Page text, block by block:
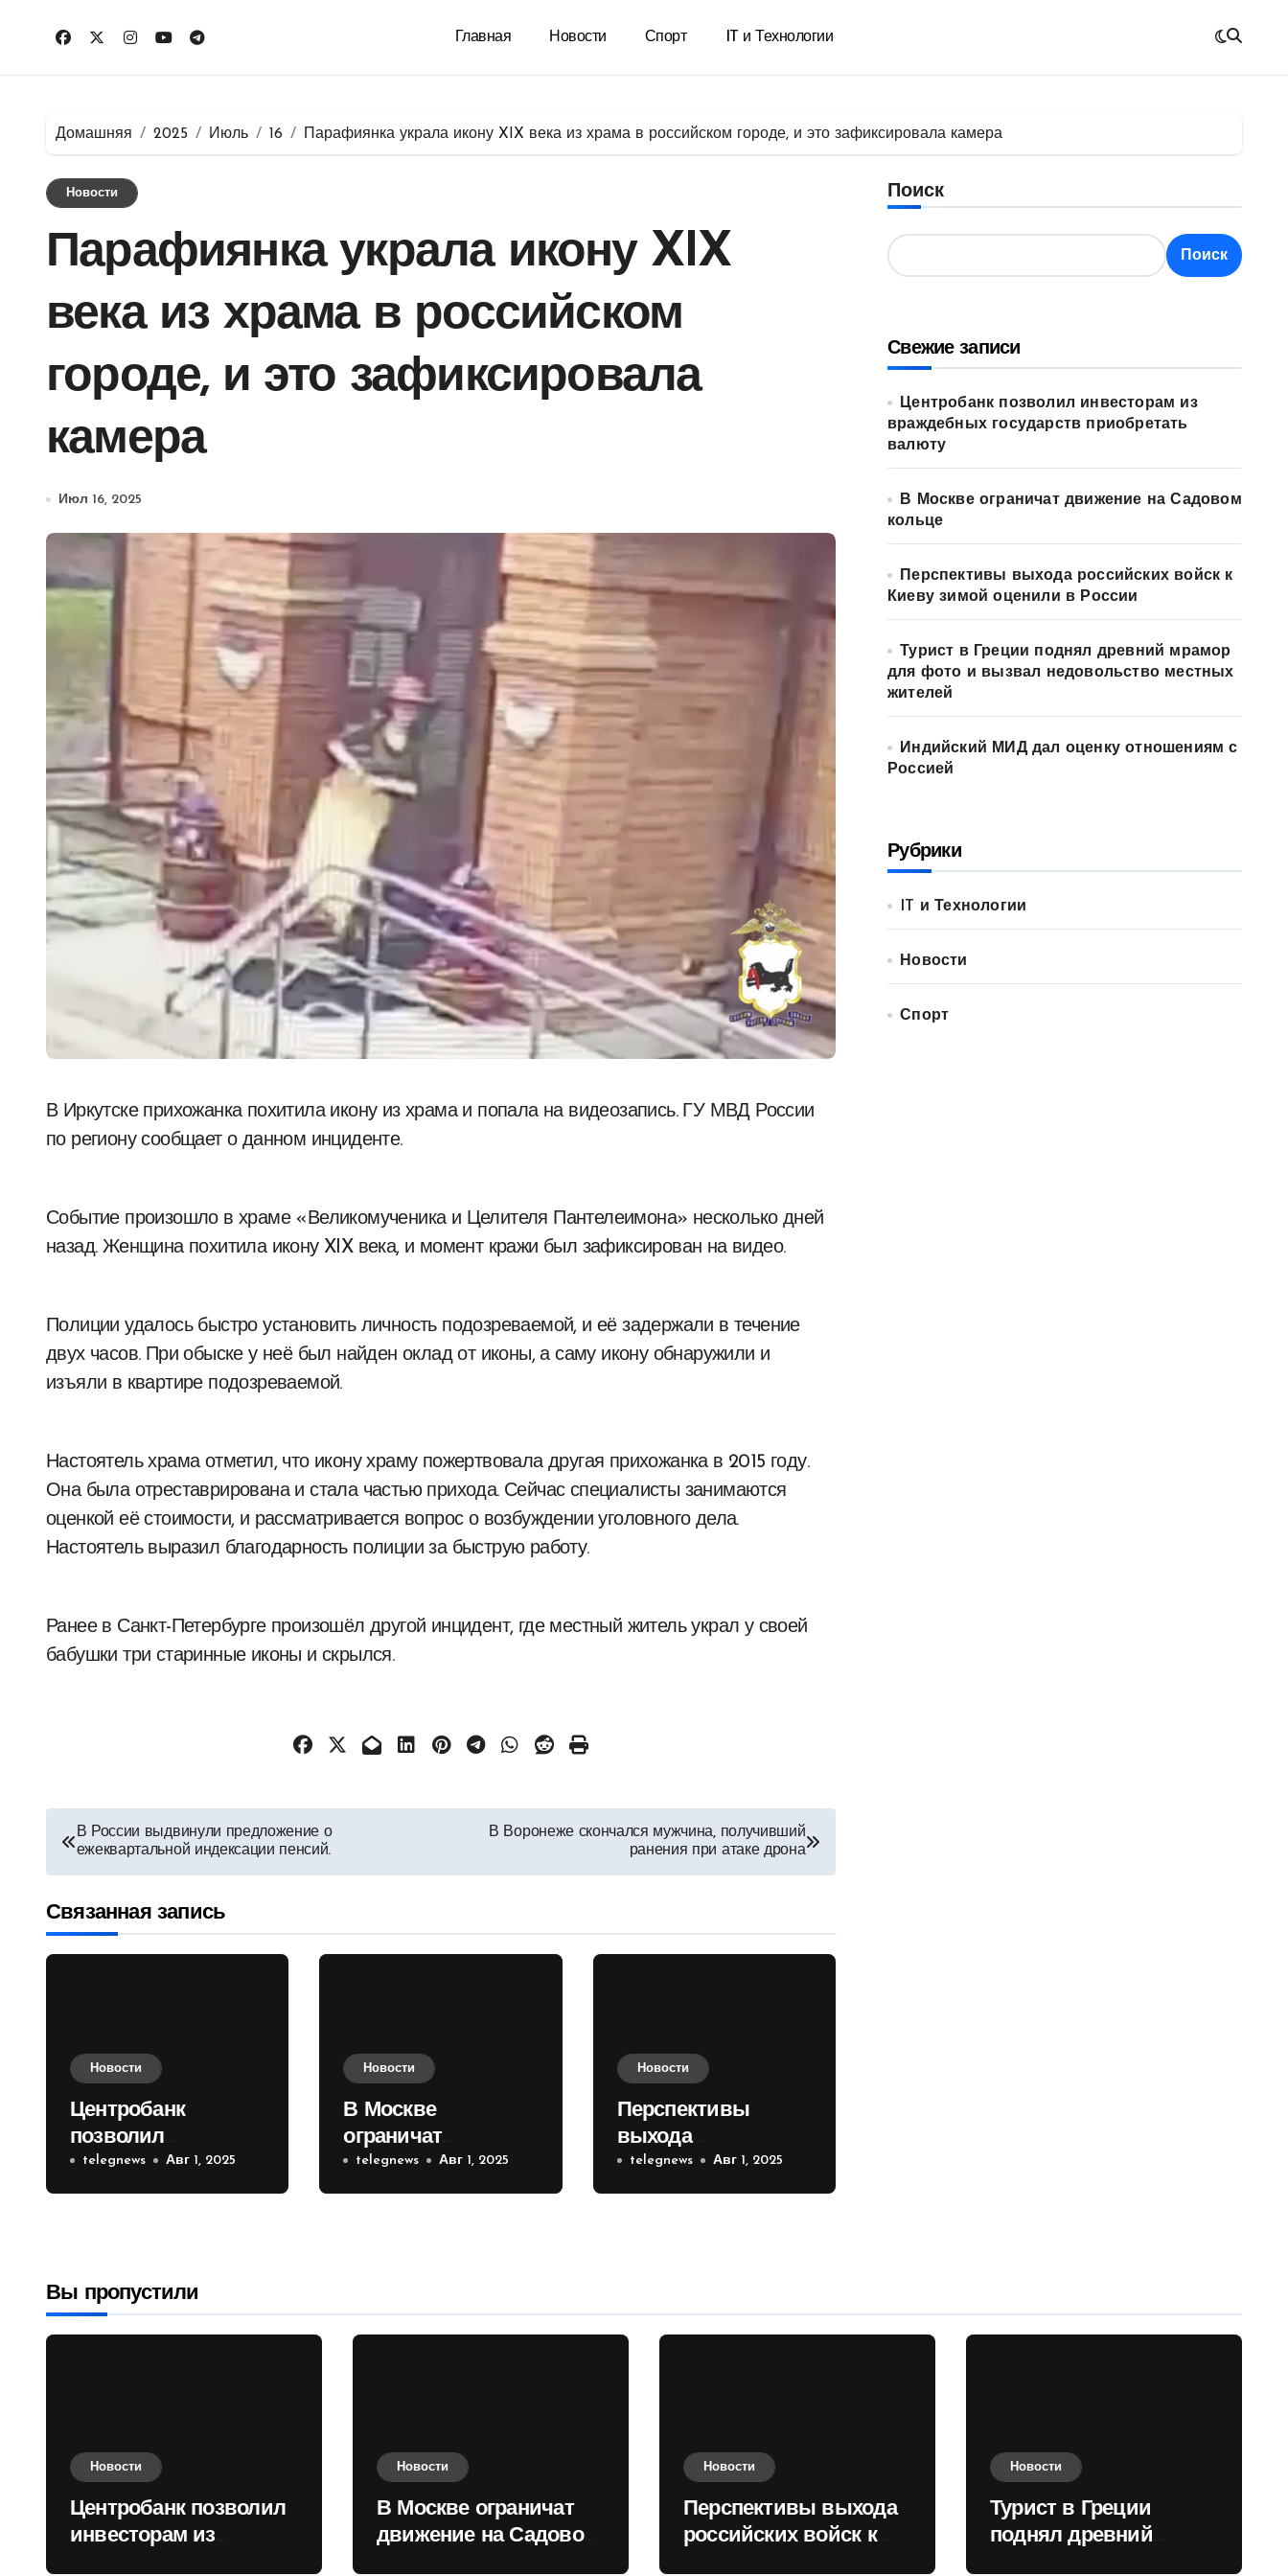
Главная Новости Спорт IT и Технологии
Домашняя 2025 Июль 16 Парафиянка украла икону XIX века из храма в российском городе, и это зафиксировала камера
Новости
Парафиянка украла икону XIX
века из храма в российском
городе, и это зафиксировала
камера
Июл 16, 2025
В Иркутске прихожанка похитила икону из храма и попала на видеозапись. ГУ МВД России
по региону сообщает о данном инциденте.
Событие произошло в храме «Великомученика и Целителя Пантелеимона» несколько дней
назад. Женщина похитила икону XIX века, и момент кражи был зафиксирован на видео.
Полиции удалось быстро установить личность подозреваемой, и её задержали в течение
двух часов. При обыске у неё был найден оклад от иконы, а саму икону обнаружили и
изъяли в квартире подозреваемой.
Настоятель храма отметил, что икону храму пожертвовала другая прихожанка в 2015 году.
Она была отреставрирована и стала частью прихода. Сейчас специалисты занимаются
оценкой её стоимости, и рассматривается вопрос о возбуждении уголовного дела.
Настоятель выразил благодарность полиции за быструю работу.
Ранее в Санкт-Петербурге произошёл другой инцидент, где местный житель украл у своей
бабушки три старинные иконы и скрылся.
Навигация
по
записям
В России выдвинули предложение о
ежеквартальной индексации пенсий.
В Воронеже скончался мужчина, получивший
ранения при атаке дрона
Связанная запись
Новости
Центробанк
позволил
инвесторам из
враждебных
telegnews Авг 1, 2025
Новости
В Москве
ограничат
движение на
Садовом кольце
telegnews Авг 1, 2025
Новости
Перспективы
выхода
российских войск к
Киеву зимой
telegnews Авг 1, 2025
Поиск
Поиск
Свежие записи
Центробанк позволил инвесторам из
враждебных государств приобретать
валюту
В Москве ограничат движение на Садовом
кольце
Перспективы выхода российских войск к
Киеву зимой оценили в России
Турист в Греции поднял древний мрамор
для фото и вызвал недовольство местных
жителей
Индийский МИД дал оценку отношениям с
Россией
Рубрики
IT и Технологии
Новости
Спорт
Вы пропустили
Новости
Центробанк позволил
инвесторам из
Новости
В Москве ограничат
движение на Садовом
Новости
Перспективы выхода
российских войск к
Новости
Турист в Греции
поднял древний